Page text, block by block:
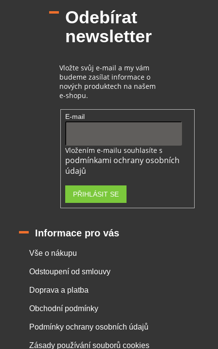
Odebírat
newsletter
Vložte svůj e-mail a my vám
budeme zasílat informace o
nových produktech na našem
e-shopu.
E-mail
Vložením e-mailu souhlasíte s
podmínkami ochrany osobních
údajů
PŘIHLÁSIT SE
Informace pro vás
Vše o nákupu
Odstoupení od smlouvy
Doprava a platba
Obchodní podmínky
Podmínky ochrany osobních údajů
Zásady používání souborů cookies